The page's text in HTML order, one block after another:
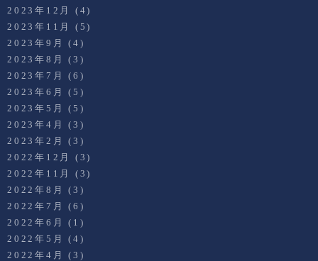
2023年12月
(4)
2023年11月
(5)
2023年9月
(4)
2023年8月
(3)
2023年7月
(6)
2023年6月
(5)
2023年5月
(5)
2023年4月
(3)
2023年2月
(3)
2022年12月
(3)
2022年11月
(3)
2022年8月
(3)
2022年7月
(6)
2022年6月
(1)
2022年5月
(4)
2022年4月
(3)